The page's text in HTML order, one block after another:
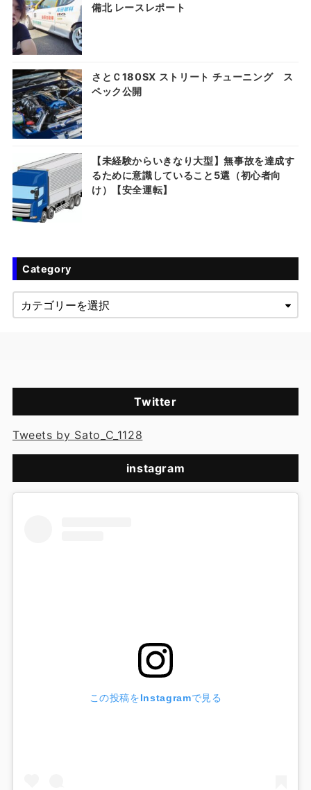
備北 レースレポート
さとＣ180SX ストリート チューニング ス
ペック公開
【未経験からいきなり大型】無事故を達成す
るために意識していること5選（初心者向
け）【安全運転】
Category
Twitter
Tweets by Sato_C_1128
instagram
この投稿をInstagramで見る